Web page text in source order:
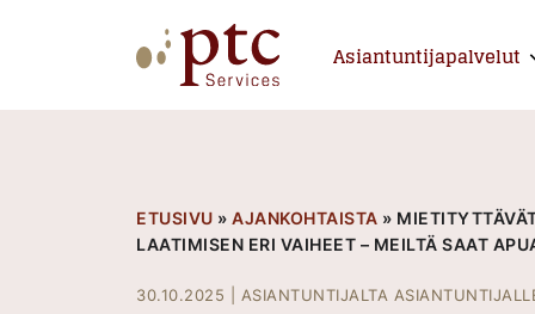
Asiantuntijapalvelut
ETUSIVU » AJANKOHTAISTA »
LAATIMISEN ERI VAIHEET – MEILTÄ SAAT
30.10.2025 ASIANTUNTIJALTA